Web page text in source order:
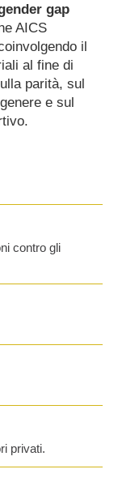
gap
AICS
il
al fine di
parità, sul
e sul
contro gli
privati.